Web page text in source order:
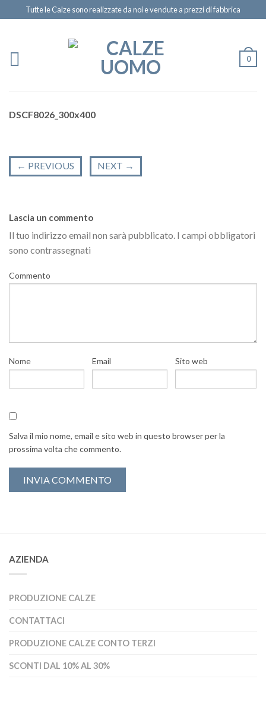
Tutte le Calze sono realizzate da noi e vendute a prezzi di fabbrica
0
DSCF8026_300x400
← PREVIOUS NEXT →
Lascia un commento
Il tuo indirizzo email non sarà pubblicato. I campi obbligatori
sono contrassegnati
Commento
Nome Email Sito web
Salva il mio nome, email e sito web in questo browser per la
prossima volta che commento.
AZIENDA
PRODUZIONE CALZE
CONTATTACI
PRODUZIONE CALZE CONTO TERZI
SCONTI DAL 10% AL 30%